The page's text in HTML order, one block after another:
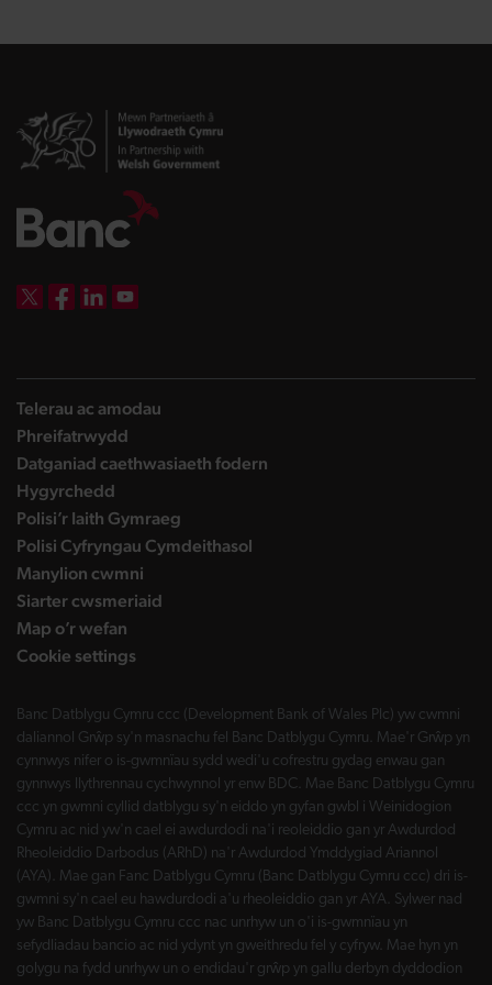
Telerau ac amodau
Phreifatrwydd
Datganiad caethwasiaeth fodern
Hygyrchedd
Polisi’r Iaith Gymraeg
Polisi Cyfryngau Cymdeithasol
Manylion cwmni
Siarter cwsmeriaid
Map o’r wefan
Cookie settings
Banc Datblygu Cymru ccc (Development Bank of Wales Plc) yw cwmni
daliannol Grŵp sy'n masnachu fel Banc Datblygu Cymru. Mae'r Grŵp yn
cynnwys nifer o is-gwmnïau sydd wedi'u cofrestru gydag enwau gan
gynnwys llythrennau cychwynnol yr enw BDC. Mae Banc Datblygu Cymru
ccc yn gwmni cyllid datblygu sy'n eiddo yn gyfan gwbl i Weinidogion
Cymru ac nid yw'n cael ei awdurdodi na'i reoleiddio gan yr Awdurdod
Rheoleiddio Darbodus (ARhD) na'r Awdurdod Ymddygiad Ariannol
(AYA). Mae gan Fanc Datblygu Cymru (Banc Datblygu Cymru ccc) dri is-
gwmni sy'n cael eu hawdurdodi a'u rheoleiddio gan yr AYA. Sylwer nad
yw Banc Datblygu Cymru ccc nac unrhyw un o'i is-gwmnïau yn
sefydliadau bancio ac nid ydynt yn gweithredu fel y cyfryw. Mae hyn yn
golygu na fydd unrhyw un o endidau'r grŵp yn gallu derbyn dyddodion